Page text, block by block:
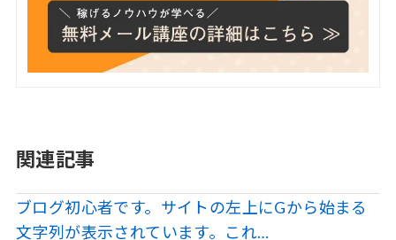
関連記事
ブログ初心者です。サイトの左上にGから始まる
文字列が表示されています。これ…